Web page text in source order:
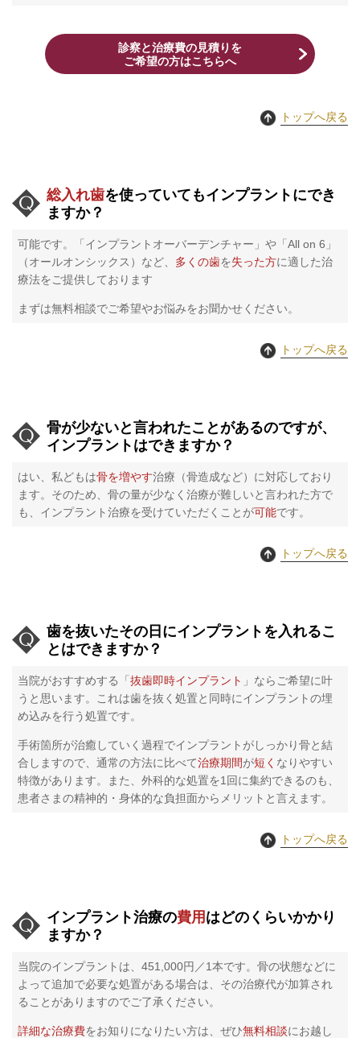
診察と治療費の見積りを
​ご希望の方はこちらへ
トップへ戻る
総入れ歯を使っていてもインプラントにでき
ますか？
可能です。「インプラントオーバーデンチャー」や「All on 6」
（オールオンシックス）など、 多くの歯を失った方に適した治
療法をご提供しております
まずは無料相談でご希望やお悩みをお聞かせください。
トップへ戻る
骨が少ないと言われたことがあるのですが、
インプラントはできますか？
はい、私どもは骨を増やす治療（骨造成など）に対応しており
ます。そのため、骨の量が少なく治療が難しいと言われた方で
も、インプラント治療を受けていただくことが可能です。
トップへ戻る
歯を抜いたその日にインプラントを入れるこ
とはできますか？
当院がおすすめする「 抜歯即時インプラント 」ならご希望に叶
うと思います。これは歯を抜く処置と同時にインプラントの埋
め込みを行う処置です。
手術箇所が治癒していく過程でインプラントがしっかり骨と結
合しますので、通常の方法に比べて治療期間が短く なりやすい
特徴があります。また、外科的な処置を1回に集約できるのも、
患者さまの精神的・身体的な負担面からメリットと言えます。
トップへ戻る
インプラント治療の費用 はどのくらいかかり
ますか？
当院のインプラントは、451,000円／1本です。骨の状態などに
よって追加で必要な処置がある場合は、その治療代が加算され
ることがありますのでご了承ください。
詳細な治療費をお知りになりたい方は、ぜひ無料相談にお越し